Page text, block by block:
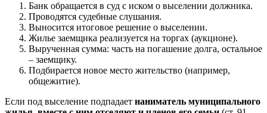
Банк обращается в суд с иском о выселении должника.
Проводятся судебные слушания.
Выносится итоговое решение о выселении.
Жилье заемщика реализуется на торгах (аукционе).
Вырученная сумма: часть на погашение долга, остальное
– заемщику.
Подбирается новое место жительство (например,
общежитие).
Если под выселение подпадает наниматель муниципального